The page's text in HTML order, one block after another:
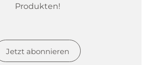
Produkten!
Jetzt abonnieren